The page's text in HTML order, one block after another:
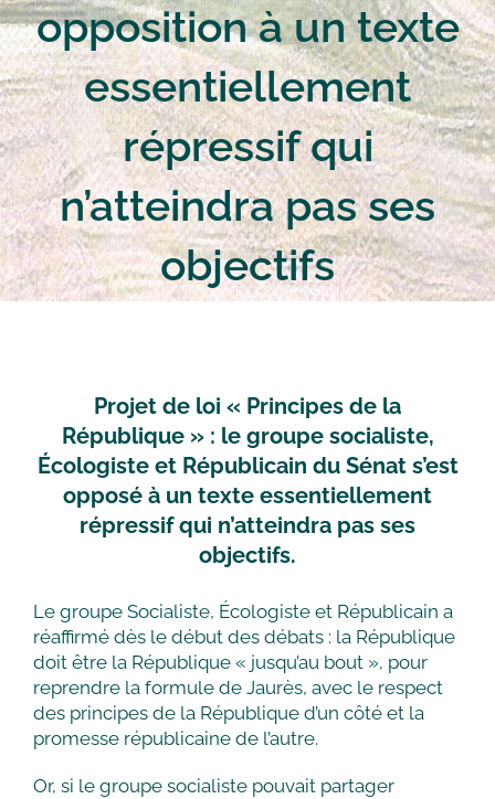
Contact
opposition à un texte
essentiellement
répressif qui
n’atteindra pas ses
objectifs
Projet de loi « Principes de la
République » : le groupe socialiste,
Écologiste et Républicain du Sénat s’est
opposé à un texte essentiellement
répressif qui n’atteindra pas ses
objectifs.
Le groupe Socialiste, Écologiste et Républicain a
réaffirmé dès le début des débats : la République
doit être la République « jusqu’au bout », pour
reprendre la formule de Jaurès, avec le respect
des principes de la République d’un côté et la
promesse républicaine de l’autre.
Or, si le groupe socialiste pouvait partager